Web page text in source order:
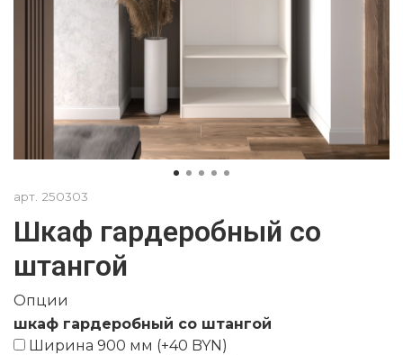
арт. 250303
Шкаф гардеробный со
штангой
Опции
шкаф гардеробный со штангой
Ширина 900 мм (+40 BYN)